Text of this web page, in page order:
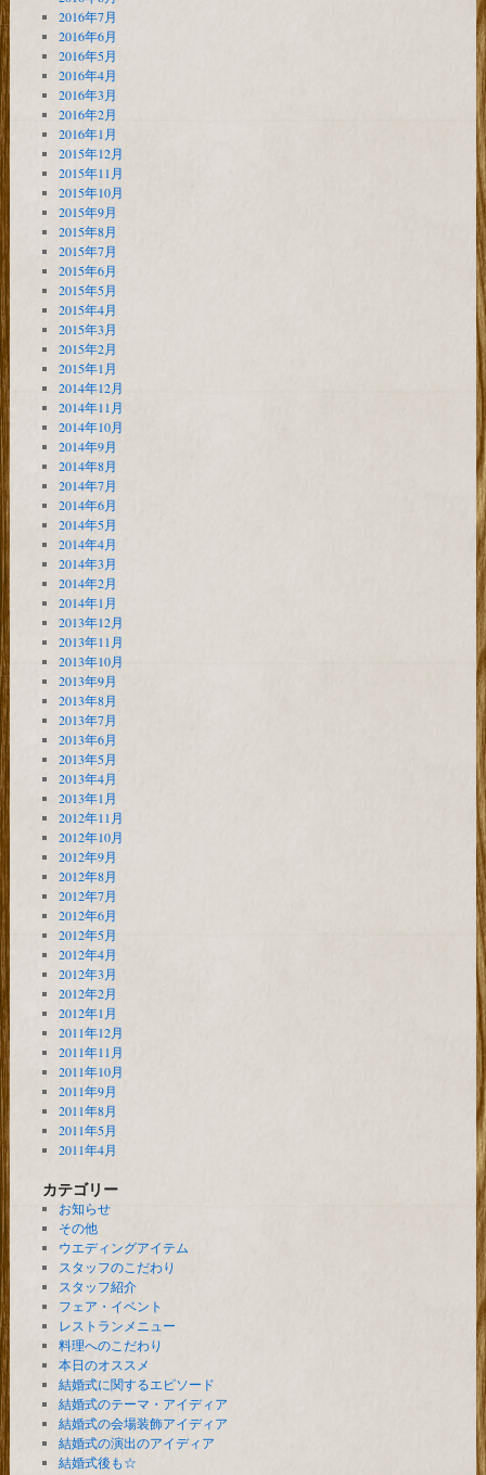
2016年7月
2016年6月
2016年5月
2016年4月
2016年3月
2016年2月
2016年1月
2015年12月
2015年11月
2015年10月
2015年9月
2015年8月
2015年7月
2015年6月
2015年5月
2015年4月
2015年3月
2015年2月
2015年1月
2014年12月
2014年11月
2014年10月
2014年9月
2014年8月
2014年7月
2014年6月
2014年5月
2014年4月
2014年3月
2014年2月
2014年1月
2013年12月
2013年11月
2013年10月
2013年9月
2013年8月
2013年7月
2013年6月
2013年5月
2013年4月
2013年1月
2012年11月
2012年10月
2012年9月
2012年8月
2012年7月
2012年6月
2012年5月
2012年4月
2012年3月
2012年2月
2012年1月
2011年12月
2011年11月
2011年10月
2011年9月
2011年8月
2011年5月
2011年4月
カテゴリー
お知らせ
その他
ウエディングアイテム
スタッフのこだわり
スタッフ紹介
フェア・イベント
レストランメニュー
料理へのこだわり
本日のオススメ
結婚式に関するエピソード
結婚式のテーマ・アイディア
結婚式の会場装飾アイディア
結婚式の演出のアイディア
結婚式後も☆